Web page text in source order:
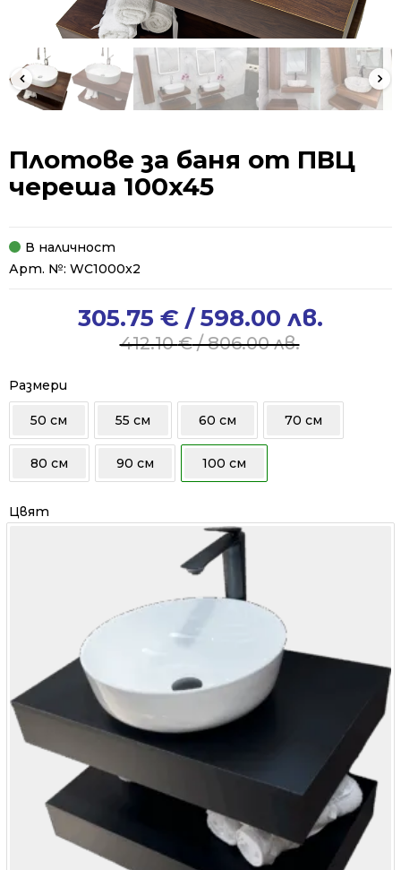
Плотове за баня от ПВЦ
череша 100x45
В наличност
Арт. №: WC1000x2
412.10€/ 806.00 лв.
412.10 €
/
806.00 лв..
305.75 € / 598.00 лв.
305.75 €
/
598.00 лв..
Размери
50 см 55 см 60 см 70 см
80 см 90 см 100 см
Цвят